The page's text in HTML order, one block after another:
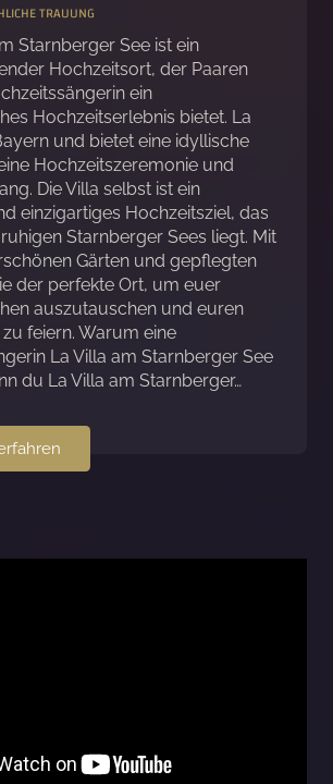
TRAUUNG
Starnberger See ist ein
Hochzeitsort, der Paaren
ein
Hochzeitserlebnis bietet. La
und bietet eine idyllische
Hochzeitszeremonie und
Die Villa selbst ist ein
einzigartiges Hochzeitsziel, das
Starnberger Sees liegt. Mit
Gärten und gepflegten
der perfekte Ort, um euer
auszutauschen und euren
feiern. Warum eine
La Villa am Starnberger See
du La Villa am Starnberger…